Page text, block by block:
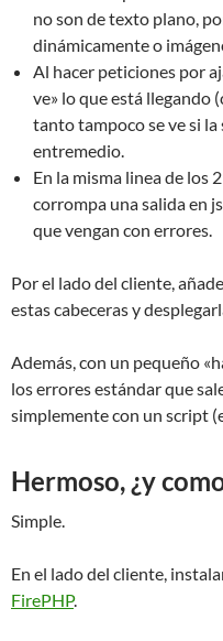
no son de texto plano,
dinámicamente o
Al hacer peticiones por
ve» lo que está llegando
tanto tampoco se ve si
entremedio.
En la misma linea de los
corrompa una salida en
que vengan con errores.
Por el lado del cliente,
estas cabeceras y
Además, con un pequeño
los errores estándar que
simplemente con un script
Hermoso, ¿y
Simple.
En el lado del cliente,
FirePHP.